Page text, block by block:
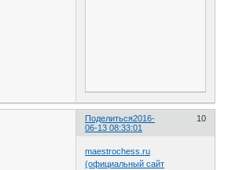
Поделиться 10
2016-
06-13 08:33:01
maestrochess.ru
(официальный сайт